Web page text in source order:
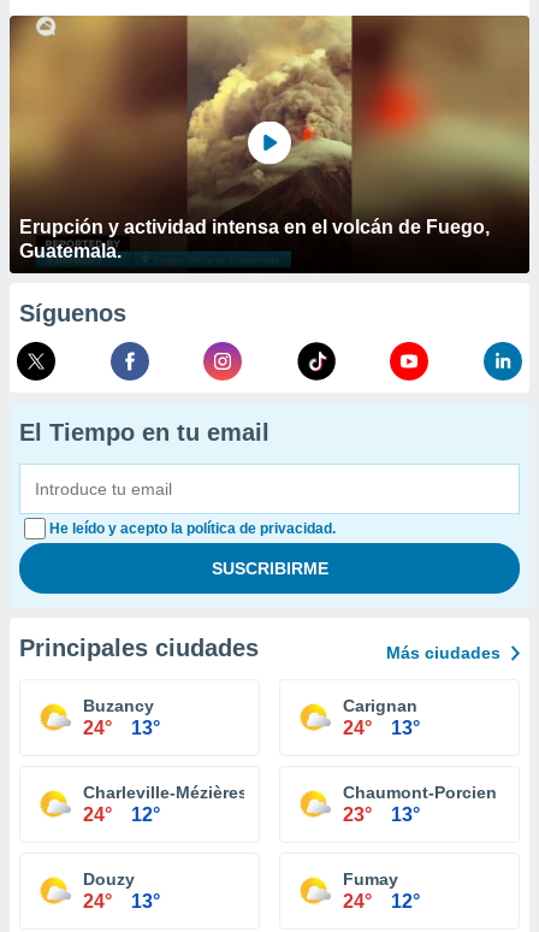
Erupción y actividad intensa en el volcán de Fuego,
Guatemala.
Síguenos
El Tiempo en tu email
He leído y acepto la política de privacidad.
Principales ciudades Más ciudades
Buzancy
24° 13°
Carignan
24° 13°
Charleville-Mézières
24° 12°
Chaumont-Porcien
23° 13°
Douzy
24° 13°
Fumay
24° 12°